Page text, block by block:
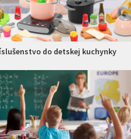
do detskej kuchynky